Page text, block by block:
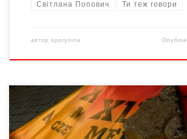
Світлана Попович Ти теж говори
автор sporynina
ХІІ міжнародний поетичний фестиваль
3 до 5 вересня 2021-го у Чернівцях проводив